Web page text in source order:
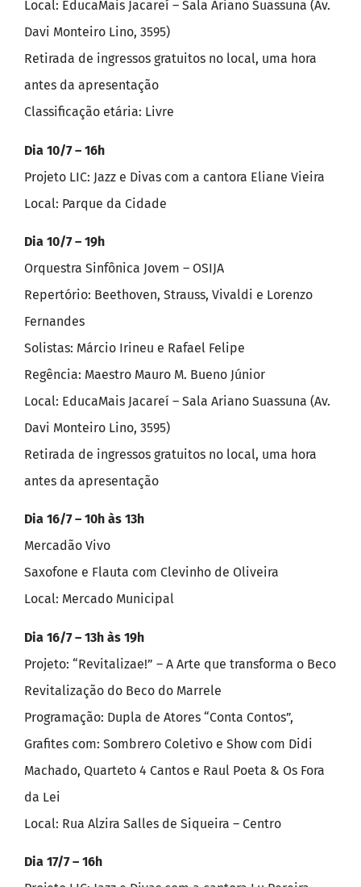
Local: EducaMais Jacareí – Sala Ariano Suassuna (Av.
Davi Monteiro Lino, 3595)
Retirada de ingressos gratuitos no local, uma hora
antes da apresentação
Classificação etária: Livre
Dia 10/7 – 16h
Projeto LIC: Jazz e Divas com a cantora Eliane Vieira
Local: Parque da Cidade
Dia 10/7 – 19h
Orquestra Sinfônica Jovem – OSIJA
Repertório: Beethoven, Strauss, Vivaldi e Lorenzo
Fernandes
Solistas: Márcio Irineu e Rafael Felipe
Regência: Maestro Mauro M. Bueno Júnior
Local: EducaMais Jacareí – Sala Ariano Suassuna (Av.
Davi Monteiro Lino, 3595)
Retirada de ingressos gratuitos no local, uma hora
antes da apresentação
Dia 16/7 – 10h às 13h
Mercadão Vivo
Saxofone e Flauta com Clevinho de Oliveira
Local: Mercado Municipal
Dia 16/7 – 13h às 19h
Projeto: “Revitalizae!” – A Arte que transforma o Beco
Revitalização do Beco do Marrele
Programação: Dupla de Atores “Conta Contos”,
Grafites com: Sombrero Coletivo e Show com Didi
Machado, Quarteto 4 Cantos e Raul Poeta & Os Fora
da Lei
Local: Rua Alzira Salles de Siqueira – Centro
Dia 17/7 – 16h